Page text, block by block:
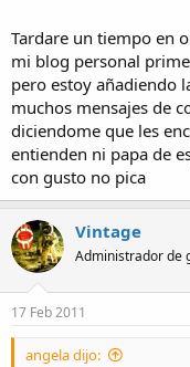
Tardare un tiempo en
mi blog personal
pero estoy añadiendo
muchos mensajes de
diciendome que les
entienden ni papa de
con gusto no pica
Vintage
Administrador de
17 Feb 2011
angela dijo: